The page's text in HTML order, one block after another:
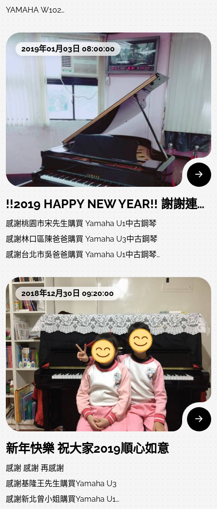
YAMAHA W102
感謝桃市陳太太與小弟購買YAMAHA U1
2019年01月03日 08:00:00
!!2019 HAPPY NEW YEAR!! 謝謝連續假期願意給予小弟服務的爸爸媽媽和老師們，讓值班數日的(紹荏)不孤單!
感謝桃園市宋先生購買 Yamaha U1中古鋼琴
感謝林口區陳爸爸購買 Yamaha U3中古鋼琴
感謝台北市吳爸爸購買 Yamaha U1中古鋼琴
感謝台北市施小姐購買 Yamaha C3中古鋼琴
2018年12月30日 09:20:00
新年快樂 祝大家2019順心如意
感謝 感謝 再感謝
感謝基隆王先生購買Yamaha U3
感謝新北曾小姐購買Yamaha U1